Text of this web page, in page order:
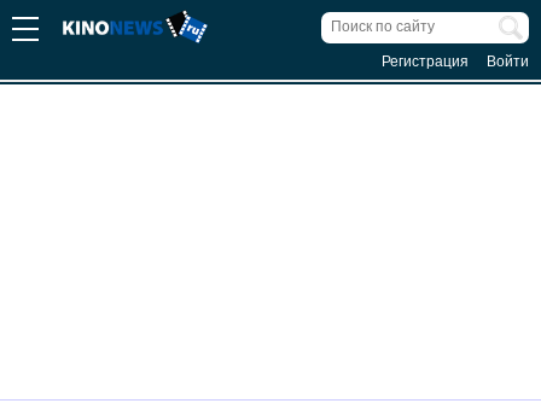
Регистрация Войти